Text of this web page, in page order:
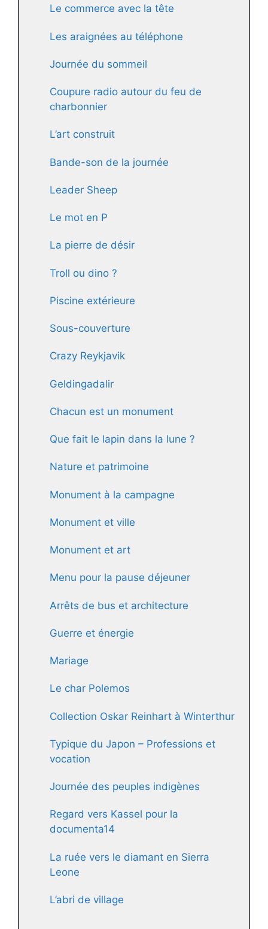
Le commerce avec la tête
Les araignées au téléphone
Journée du sommeil
Coupure radio autour du feu de
charbonnier
L’art construit
Bande-son de la journée
Leader Sheep
Le mot en P
La pierre de désir
Troll ou dino ?
Piscine extérieure
Sous-couverture
Crazy Reykjavik
Geldingadalir
Chacun est un monument
Que fait le lapin dans la lune ?
Nature et patrimoine
Monument à la campagne
Monument et ville
Monument et art
Menu pour la pause déjeuner
Arrêts de bus et architecture
Guerre et énergie
Mariage
Le char Polemos
Collection Oskar Reinhart à Winterthur
Typique du Japon – Professions et
vocation
Journée des peuples indigènes
Regard vers Kassel pour la
documenta14
La ruée vers le diamant en Sierra
Leone
L’abri de village